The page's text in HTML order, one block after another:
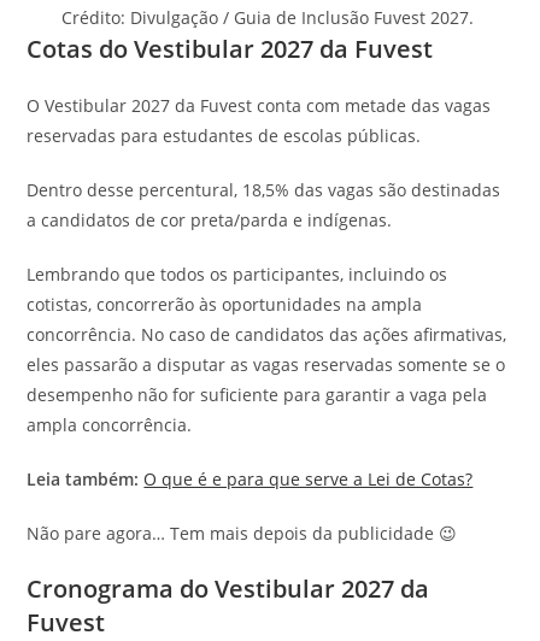
Crédito: Divulgação / Guia de Inclusão Fuvest 2027.
Cotas do Vestibular 2027 da Fuvest
O Vestibular 2027 da Fuvest conta com metade das vagas
reservadas para estudantes de escolas públicas.
Dentro desse percentural, 18,5% das vagas são destinadas
a candidatos de cor preta/parda e indígenas.
Lembrando que todos os participantes, incluindo os
cotistas, concorrerão às oportunidades na ampla
concorrência. No caso de candidatos das ações afirmativas,
eles passarão a disputar as vagas reservadas somente se o
desempenho não for suficiente para garantir a vaga pela
ampla concorrência.
Leia também: O que é e para que serve a Lei de Cotas?
Não pare agora… Tem mais depois da publicidade 😉
Cronograma do Vestibular 2027 da
Fuvest